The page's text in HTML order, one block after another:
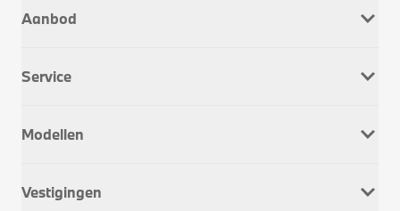
Aanbod
Occasions
Service
Onderhoud & Reparatie
Schadeherstel
Modellen
BMW 2 Serie
Vestigingen